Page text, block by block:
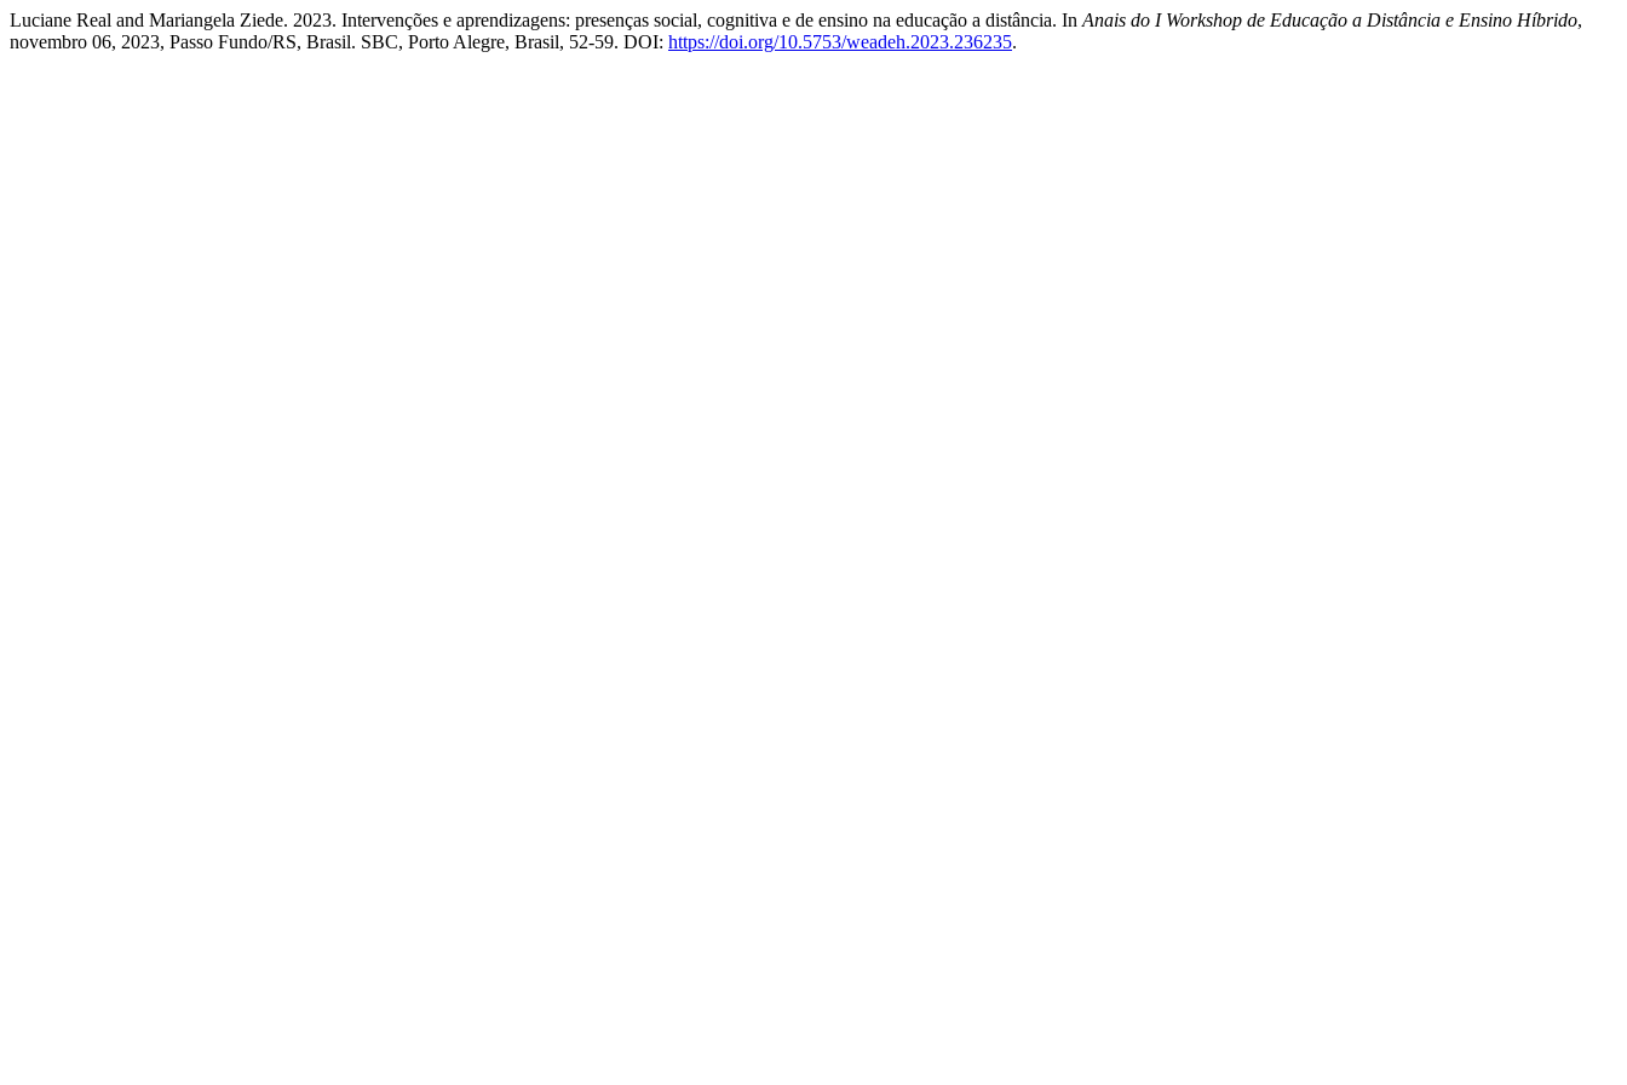
Luciane Real and Mariangela Ziede. 2023. Intervenções e aprendizagens: presenças social, cognitiva e de ensino na educação a distância. In Anais do I Workshop de Educação a Distância e Ensino Híbrido,
novembro 06, 2023, Passo Fundo/RS, Brasil. SBC, Porto Alegre, Brasil, 52-59. DOI: https://doi.org/10.5753/weadeh.2023.236235.